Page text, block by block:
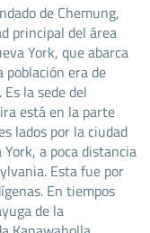
de Chemung,
principal del área
York, que abarca
población era de
la sede del
está en la parte
lados por la ciudad
a poca distancia
Esta fue por
En tiempos
de la